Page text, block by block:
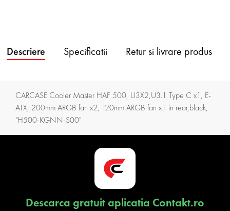
Descriere Specificatii Retur si livrare produs
CARCASE Cooler Master HAF 500, U3X2,U3.1 Type C x1, E-
ATX, 200mm ARGB fan x2, 120mm ARGB fan x1 in rear,black,
"H500-KGNN-S00"
Descarca gratuit aplicatia Contakt.ro